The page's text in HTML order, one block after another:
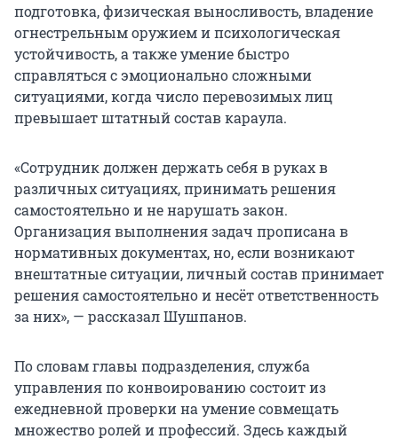
подготовка, физическая выносливость, владение
огнестрельным оружием и психологическая
устойчивость, а также умение быстро
справляться с эмоционально сложными
ситуациями, когда число перевозимых лиц
превышает штатный состав караула.
«Сотрудник должен держать себя в руках в
различных ситуациях, принимать решения
самостоятельно и не нарушать закон.
Организация выполнения задач прописана в
нормативных документах, но, если возникают
внештатные ситуации, личный состав принимает
решения самостоятельно и несёт ответственность
за них», — рассказал Шушпанов.
По словам главы подразделения, служба
управления по конвоированию состоит из
ежедневной проверки на умение совмещать
множество ролей и профессий. Здесь каждый